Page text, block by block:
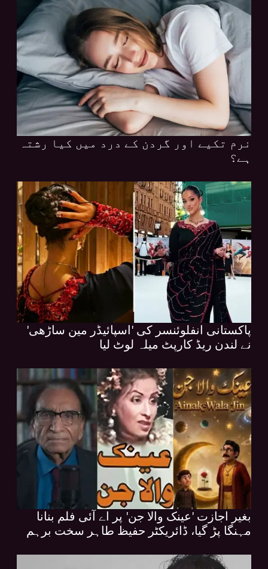
نرم تکیے اور گردن کے درد میں کیا رشتہ
ہے؟
پاکستانی انفلوئنسر کی 'اسپائیڈر مین ساڑھی'
نے لندن ریڈ کارپٹ میلہ لوٹ لیا
بغیر اجازت 'عینک والا جن' پر اے آئی فلم بنانا
مہنگا پڑ گیا، ڈائریکٹر حفیظ طاہر سخت برہم